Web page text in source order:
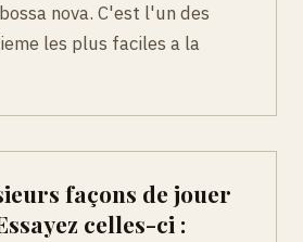
nova. C'est l'un des
les plus faciles a la
façons de jouer
celles-ci :